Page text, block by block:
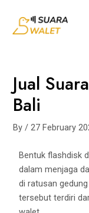
Jual
Bali
By/27 February
Bentuk flashdisk
dalam menjaga
di ratusan
tersebut terdiri